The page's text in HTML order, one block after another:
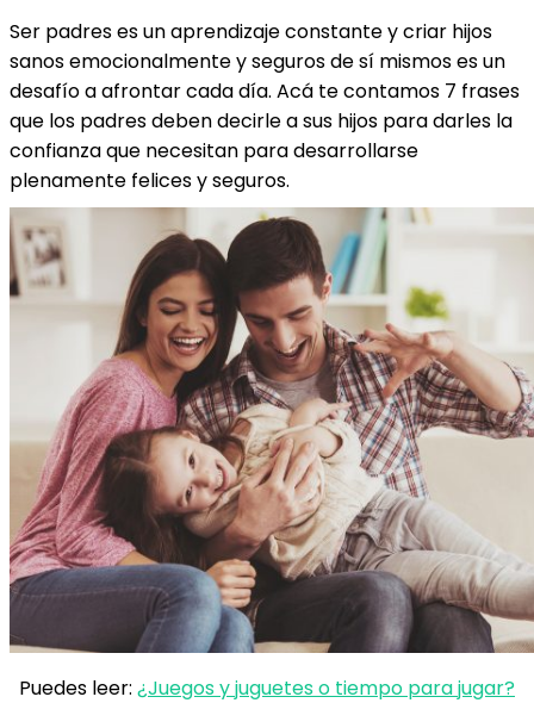
Ser padres es un aprendizaje constante y criar hijos
sanos emocionalmente y seguros de sí mismos es un
desafío a afrontar cada día. Acá te contamos 7 frases
que los padres deben decirle a sus hijos para darles la
confianza que necesitan para desarrollarse
plenamente felices y seguros.
Puedes leer: ¿Juegos y juguetes o tiempo para jugar?